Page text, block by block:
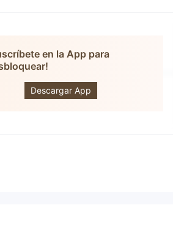
en la App para
Descargar App
GROWLINE